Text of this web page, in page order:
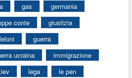
gas
germania
conte
giustizia
guerra
ucraina
immigrazione
lega
le pen